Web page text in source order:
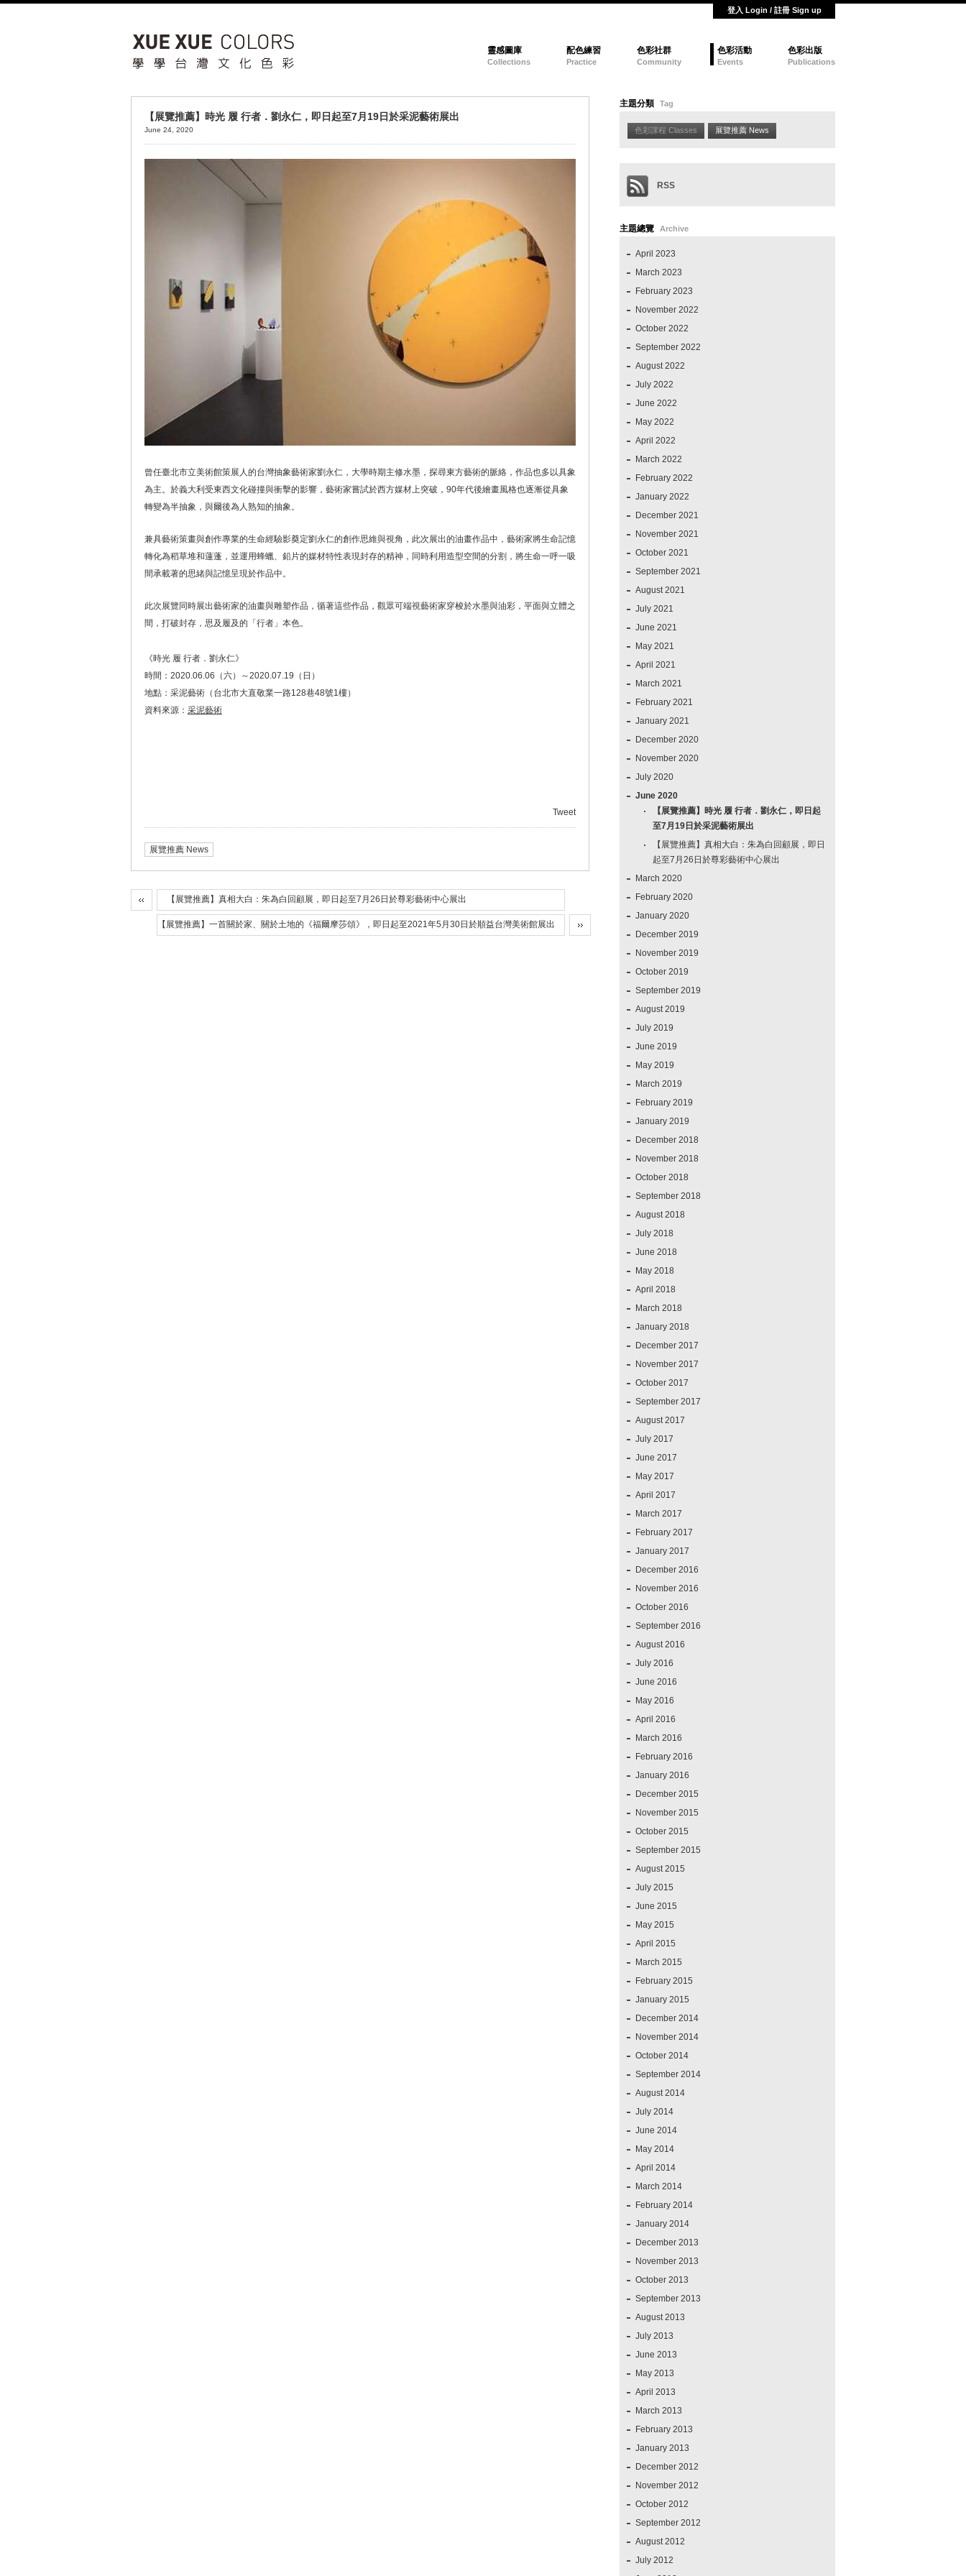
登入 Login / 註冊 Sign up
靈感圖庫
Collections
配色練習
Practice
色彩社群
Community
色彩活動
Events
色彩出版
Publications
【展覽推薦】時光 履 行者．劉永仁，即日起至7月19日於采泥藝術展出
June 24, 2020
曾任臺北市立美術館策展人的台灣抽象藝術家劉永仁，大學時期主修水墨，探尋東方藝術的脈絡，作品也多以具象
為主。於義大利受東西文化碰撞與衝擊的影響，藝術家嘗試於西方媒材上突破，90年代後繪畫風格也逐漸從具象
轉變為半抽象，與爾後為人熟知的抽象。
兼具藝術策畫與創作專業的生命經驗影奠定劉永仁的創作思維與視角，此次展出的油畫作品中，藝術家將生命記憶
轉化為稻草堆和蓮蓬，並運用蜂蠟、鉛片的媒材特性表現封存的精神，同時利用造型空間的分割，將生命一呼一吸
間承載著的思緒與記憶呈現於作品中。
此次展覽同時展出藝術家的油畫與雕塑作品，循著這些作品，觀眾可端視藝術家穿梭於水墨與油彩，平面與立體之
間，打破封存，思及履及的「行者」本色。
《時光 履 行者．劉永仁》
時間：2020.06.06（六）～2020.07.19（日）
地點：采泥藝術（台北市大直敬業一路128巷48號1樓）
資料來源： 采泥藝術
Tweet
展覽推薦 News
【展覽推薦】真相大白：朱為白回顧展，即日起至7月26日於尊彩藝術中心展出
【展覽推薦】一首關於家、關於土地的《福爾摩莎頌》，即日起至2021年5月30日於順益台灣美術館展出
主題分類 Tag
色彩課程 Classes 展覽推薦 News
RSS
主題總覽 Archive
April 2023
March 2023
February 2023
November 2022
October 2022
September 2022
August 2022
July 2022
June 2022
May 2022
April 2022
March 2022
February 2022
January 2022
December 2021
November 2021
October 2021
September 2021
August 2021
July 2021
June 2021
May 2021
April 2021
March 2021
February 2021
January 2021
December 2020
November 2020
July 2020
June 2020
【展覽推薦】時光 履 行者．劉永仁，即日起
至7月19日於采泥藝術展出
【展覽推薦】真相大白：朱為白回顧展，即日
起至7月26日於尊彩藝術中心展出
March 2020
February 2020
January 2020
December 2019
November 2019
October 2019
September 2019
August 2019
July 2019
June 2019
May 2019
March 2019
February 2019
January 2019
December 2018
November 2018
October 2018
September 2018
August 2018
July 2018
June 2018
May 2018
April 2018
March 2018
January 2018
December 2017
November 2017
October 2017
September 2017
August 2017
July 2017
June 2017
May 2017
April 2017
March 2017
February 2017
January 2017
December 2016
November 2016
October 2016
September 2016
August 2016
July 2016
June 2016
May 2016
April 2016
March 2016
February 2016
January 2016
December 2015
November 2015
October 2015
September 2015
August 2015
July 2015
June 2015
May 2015
April 2015
March 2015
February 2015
January 2015
December 2014
November 2014
October 2014
September 2014
August 2014
July 2014
June 2014
May 2014
April 2014
March 2014
February 2014
January 2014
December 2013
November 2013
October 2013
September 2013
August 2013
July 2013
June 2013
May 2013
April 2013
March 2013
February 2013
January 2013
December 2012
November 2012
October 2012
September 2012
August 2012
July 2012